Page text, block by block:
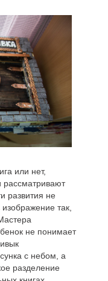
или нет,
рассматривают
развития не
так,
не понимает
с небом, а
разделение